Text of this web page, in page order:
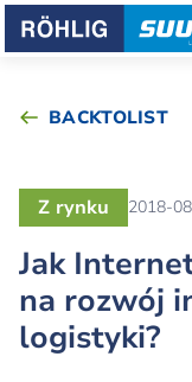
BACKTOLIST
Jak
na rozwój
logistyki?
Z rynku 2018-